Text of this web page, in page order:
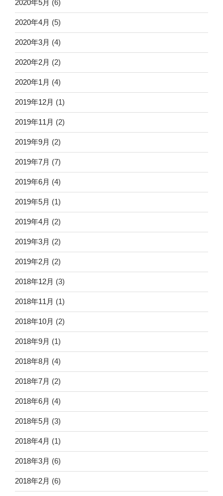
2020年5月 (6)
2020年4月 (5)
2020年3月 (4)
2020年2月 (2)
2020年1月 (4)
2019年12月 (1)
2019年11月 (2)
2019年9月 (2)
2019年7月 (7)
2019年6月 (4)
2019年5月 (1)
2019年4月 (2)
2019年3月 (2)
2019年2月 (2)
2018年12月 (3)
2018年11月 (1)
2018年10月 (2)
2018年9月 (1)
2018年8月 (4)
2018年7月 (2)
2018年6月 (4)
2018年5月 (3)
2018年4月 (1)
2018年3月 (6)
2018年2月 (6)